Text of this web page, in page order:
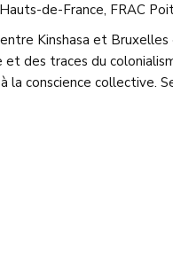
de-France, FRAC
Kinshasa et Bruxelles
des traces du
la conscience collective.